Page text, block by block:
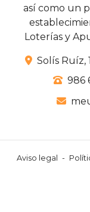
así como un
Loterías y
Solís Ruíz,
986
Aviso legal -